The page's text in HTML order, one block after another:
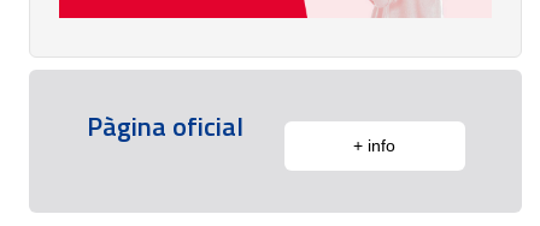
Pàgina oficial + info